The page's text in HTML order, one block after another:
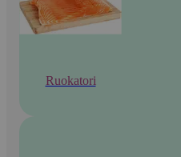
Ruokatori